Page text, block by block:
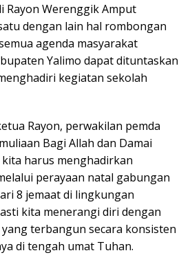
Rayon Werenggik Amput
dengan lain hal rombongan
agenda masyarakat
Yalimo dapat dituntaskan
kegiatan sekolah
Rayon, perwakilan pemda
Bagi Allah dan Damai
kita harus menghadirkan
perayaan natal gabungan
8 jemaat di lingkungan
kita menerangi diri dengan
terbangun secara konsisten
di tengah umat Tuhan.